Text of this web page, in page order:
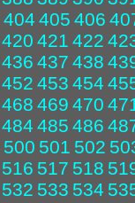
404 405 406
420 421 422
436 437 438
452 453 454
468 469 470
484 485 486
500 501 502
516 517 518
532 533 534